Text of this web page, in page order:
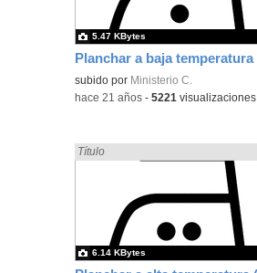
subido por Ministerio C.
5.47 KBytes
-hace 21 años -5221 visualizaciones
Encontrado «plancha» en:
Título
6.14 KBytes